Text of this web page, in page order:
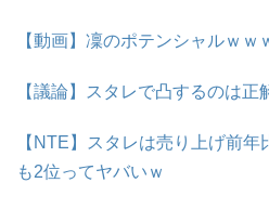
【動画】凜のポテンシャルｗｗ
【議論】スタレで凸するのは正
【NTE】スタレは売り上げ前
も2位ってヤバいｗ